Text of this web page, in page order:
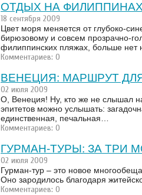
ОТДЫХ НА ФИЛИППИНАХ
18 сентября 2009
Цвет моря меняется от глубоко-
бирюзовому и совсем прозрачно-
филиппинских пляжах, больше нет
Комментариев: 0
ВЕНЕЦИЯ: МАРШРУТ
02 июля 2009
О, Венеция! Ну, кто же не слышал
эпитетов можно услышать:
единственная, печальная…
Комментариев: 0
ГУРМАН-ТУРЫ: ЗА ТРИ
02 июля 2009
Гурман-тур – это новое
Оно зародилось благодаря
Комментариев: 0